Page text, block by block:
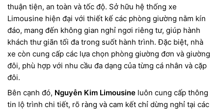
thuận tiện, an toàn và tốc độ. Sở hữu hệ thống xe
Limousine hiện đại với thiết kế các phòng giường nằm kín
đáo, mang đến không gian nghỉ ngơi riêng tư, giúp hành
khách thư giãn tối đa trong suốt hành trình. Đặc biệt, nhà
xe còn cung cấp các lựa chọn phòng giường đơn và giường
đôi, phù hợp với nhu cầu đa dạng của từng cá nhân và cặp
đôi.
Bên cạnh đó, Nguyễn Kim Limousine luôn cung cấp thông
tin lộ trình chi tiết, rõ ràng và cam kết chỉ dừng nghỉ tại các